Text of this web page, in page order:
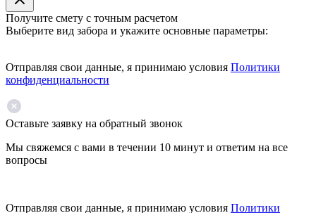
Получите смету с точным расчетом
Выберите вид забора и укажите основные параметры:
Отправляя свои данные, я принимаю условия Политики
конфиденциальности
Оставьте заявку на обратный звонок
Мы свяжемся с вами в течении 10 минут и ответим на все
вопросы
Отправляя свои данные, я принимаю условия Политики